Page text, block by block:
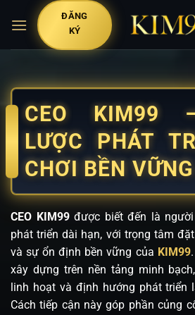
qua
ĐĂNG
KÝ
CEO KIM99
LƯỢC PHÁT
CHƠI BỀN VỮNG
CEO KIM99được biết đến là
phát triển dài hạn, với trọng tâm
và sự ổn định bền vững của KIM99
xây dựng trên nền tảng minh
linh hoạt và định hướng phát triển
Cách tiếp cận này góp phần củng